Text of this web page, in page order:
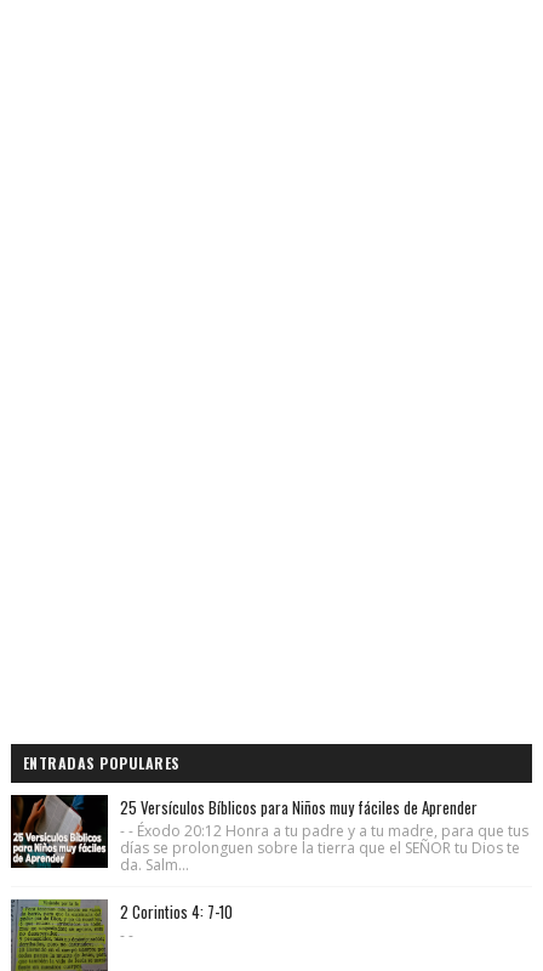
ENTRADAS POPULARES
25 Versículos Bíblicos para Niños muy fáciles de Aprender
- - Éxodo 20:12 Honra a tu padre y a tu madre, para que tus
días se prolonguen sobre la tierra que el SEÑOR tu Dios te
da. Salm...
2 Corintios 4: 7-10
- -